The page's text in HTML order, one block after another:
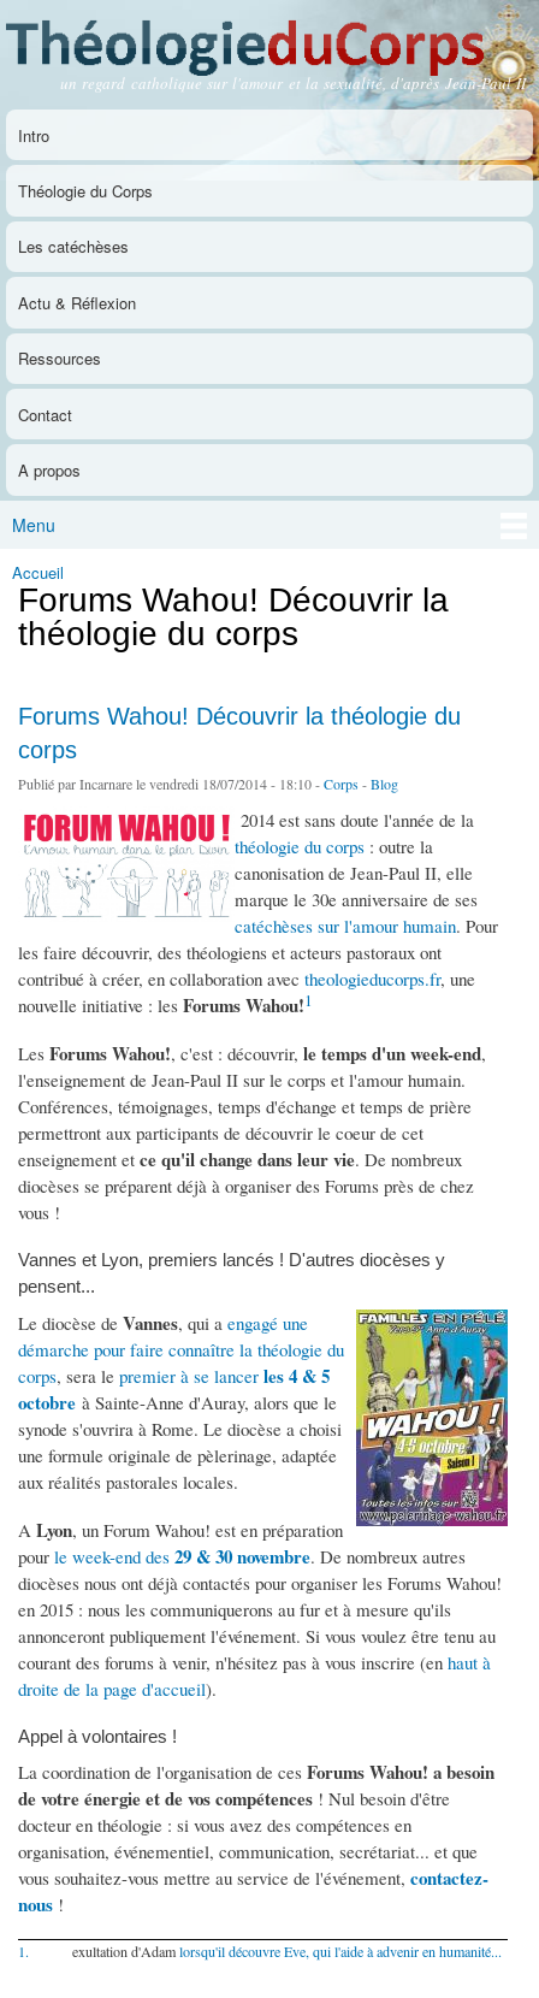
contenu
principal
Théologie du Corps
un regard catholique sur l'amour et la sexualité, d'après Jean-Paul II
Menu principal
Intro
Théologie du Corps
Les catéchèses
Actu & Réflexion
Ressources
Contact
A propos
Menu
Vous êtes ici
Accueil
Forums Wahou! Découvrir la
théologie du corps
Forums Wahou! Découvrir la théologie du
corps
Publié parIncarnarele vendredi 18/07/2014 - 18:10 -Corps -Blog
2014 est sans doute l'année de la
théologie du corps : outre la
canonisation de Jean-Paul II, elle
marque le 30e anniversaire de ses
catéchèses sur l'amour humain. Pour
les faire découvrir, des théologiens et acteurs pastoraux ont
contribué à créer, en collaboration avec theologieducorps.fr, une
nouvelle initiative : les Forums Wahou!1
Les Forums Wahou!, c'est : découvrir, le temps d'un week-end,
l'enseignement de Jean-Paul II sur le corps et l'amour humain.
Conférences, témoignages, temps d'échange et temps de prière
permettront aux participants de découvrir le coeur de cet
enseignement et ce qu'il change dans leur vie. De nombreux
diocèses se préparent déjà à organiser des Forums près de chez
vous !
Vannes et Lyon, premiers lancés ! D'autres diocèses y
pensent...
Le diocèse de Vannes, qui a engagé une
démarche pour faire connaître la théologie du
corps, sera le premier à se lancer les 4 & 5
octobre à Sainte-Anne d'Auray, alors que le
synode s'ouvrira à Rome. Le diocèse a choisi
une formule originale de pèlerinage, adaptée
aux réalités pastorales locales.
A Lyon, un Forum Wahou! est en préparation
pour le week-end des 29 & 30 novembre. De nombreux autres
diocèses nous ont déjà contactés pour organiser les Forums Wahou!
en 2015 : nous les communiquerons au fur et à mesure qu'ils
annonceront publiquement l'événement. Si vous voulez être tenu au
courant des forums à venir, n'hésitez pas à vous inscrire (en haut à
droite de la page d'accueil).
Appel à volontaires !
La coordination de l'organisation de ces Forums Wahou! a besoin
de votre énergie et de vos compétences ! Nul besoin d'être
docteur en théologie : si vous avez des compétences en
organisation, événementiel, communication, secrétariat... et que
vous souhaitez-vous mettre au service de l'événement, contactez-
nous !
1. exultation d'Adamlorsqu'il découvre Eve, qui l'aide à advenir en humanité...